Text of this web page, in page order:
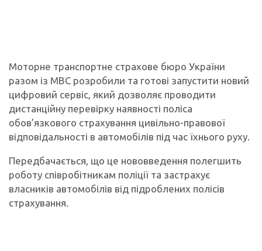
Моторне транспортне страхове бюро України
разом із МВС розробили та готові запустити новий
цифровий сервіс, який дозволяє проводити
дистанційну перевірку наявності поліса
обов’язкового страхування цивільно-правової
відповідальності в автомобілів під час їхнього руху.
Передбачається, що це нововведення полегшить
роботу співробітникам поліції та застрахує
власників автомобілів від підроблених полісів
страхування.